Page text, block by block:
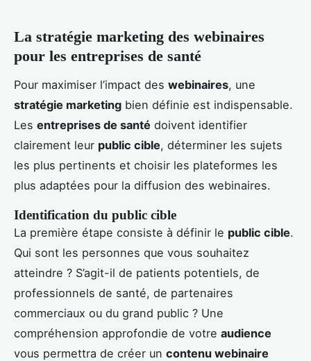
La stratégie marketing des webinaires
pour les entreprises de santé
Pour maximiser l’impact des webinaires, une
stratégie marketing bien définie est indispensable.
Les entreprises de santé doivent identifier
clairement leur public cible, déterminer les sujets
les plus pertinents et choisir les plateformes les
plus adaptées pour la diffusion des webinaires.
Identification du public cible
La première étape consiste à définir le public cible.
Qui sont les personnes que vous souhaitez
atteindre ? S’agit-il de patients potentiels, de
professionnels de santé, de partenaires
commerciaux ou du grand public ? Une
compréhension approfondie de votre audience
vous permettra de créer un contenu webinaire